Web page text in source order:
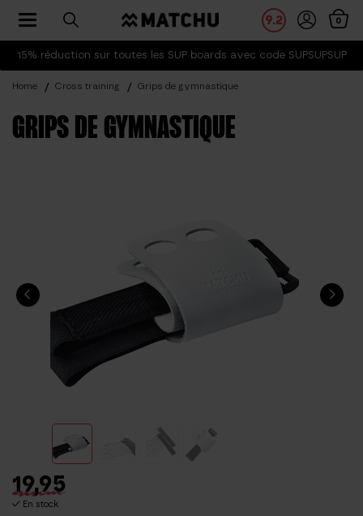
15% réduction sur toutes les SUP boards avec code SUPSUPSUP
9.2 0
Toggle navigation
Home Cross training Grips de gymnastique
GRIPS DE GYMNASTIQUE
19,95
En stock